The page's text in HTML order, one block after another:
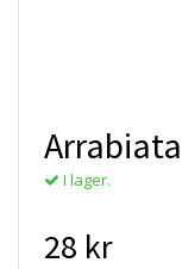
I lager.
28 kr